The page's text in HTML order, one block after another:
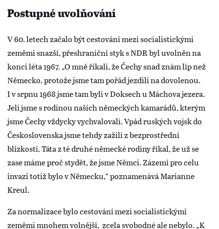
Postupné uvolňování
V 60. letech začalo být cestování mezi socialistickými
zeměmi snazší, přeshraniční styk s NDR byl uvolněn na
konci léta 1967. „O mně říkali, že Čechy snad znám líp než
Německo, protože jsme tam pořád jezdili na dovolenou.
I v srpnu 1968 jsme tam byli v Doksech u Máchova jezera.
Jeli jsme s rodinou našich německých kamarádů, kterým
jsme Čechy vždycky vychvalovali. Vpád ruských vojsk do
Československa jsme tehdy zažili z bezprostřední
blízkosti. Táta z té druhé německé rodiny říkal, že už se
zase máme proč stydět, že jsme Němci. Zázemí pro celu
invazi totiž bylo v Německu,“ poznamenává Marianne
Kreul.
Za normalizace bylo cestování mezi socialistickými
zeměmi mnohem volnější, zcela svobodné ale nebylo. „K